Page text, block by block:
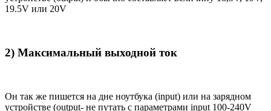
19.5V или 20V
2) Максимальный выходной ток
Он так же пишется на дне ноутбука (input) или на зарядном
устройстве (output- не путать с параметрами input 100-240V